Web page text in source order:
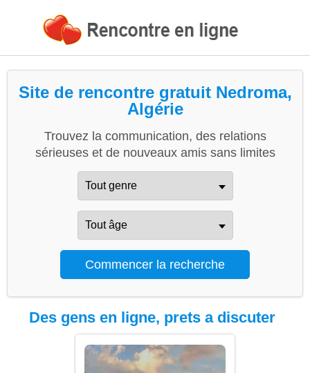
Site de rencontre gratuit Nedroma,
Algérie
Trouvez la communication, des relations
sérieuses et de nouveaux amis sans limites
Des gens en ligne, prets a discuter